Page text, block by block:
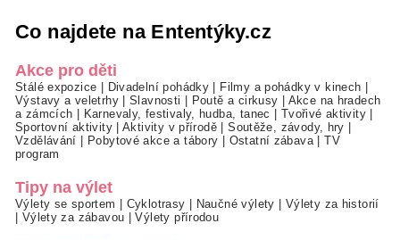
Co najdete na Ententýky.cz
Akce pro děti
Stálé expozice Divadelní pohádky Filmy a pohádky v kinech
Výstavy a veletrhy|Slavnosti Poutě a cirkusy
Akce na hradech
a zámcích
Karnevaly, festivaly, hudba, tanec Tvořivé aktivity
Sportovní aktivity|Aktivity v přírodě |Soutěže, závody, hry
Vzdělávání
Pobytové akce a tábory Ostatní zábava |TV
program
Tipy na výlet
Výlety se sportem Cyklotrasy Naučné výlety
Výlety za historií
Výlety za zábavou |Výlety přírodou